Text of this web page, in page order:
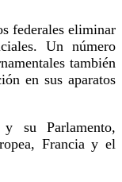
federales eliminar
Un número
también
en sus aparatos
su Parlamento,
Francia y el